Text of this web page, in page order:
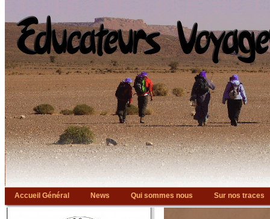
Accueil Général News Qui sommes nous
Sur nos traces